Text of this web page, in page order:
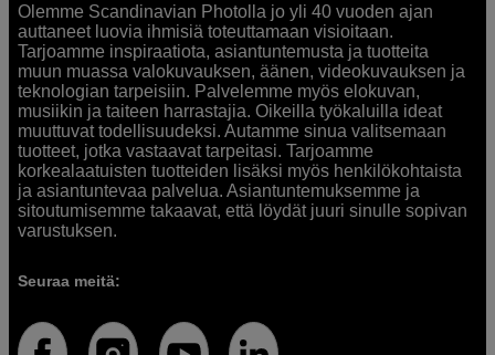
Olemme Scandinavian Photolla jo yli 40 vuoden ajan
auttaneet luovia ihmisiä toteuttamaan visioitaan.
Tarjoamme inspiraatiota, asiantuntemusta ja tuotteita
muun muassa valokuvauksen, äänen, videokuvauksen ja
teknologian tarpeisiin. Palvelemme myös elokuvan,
musiikin ja taiteen harrastajia. Oikeilla työkaluilla ideat
muuttuvat todellisuudeksi. Autamme sinua valitsemaan
tuotteet, jotka vastaavat tarpeitasi. Tarjoamme
korkealaatuisten tuotteiden lisäksi myös henkilökohtaista
ja asiantuntevaa palvelua. Asiantuntemuksemme ja
sitoutumisemme takaavat, että löydät juuri sinulle sopivan
varustuksen.
Seuraa meitä: